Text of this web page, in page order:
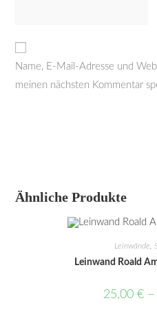
Name, E-Mail-Adresse und
meinen nächsten Kommentar
Ähnliche Produkte
Leinwände
Leinwand Roald
25,00 € –